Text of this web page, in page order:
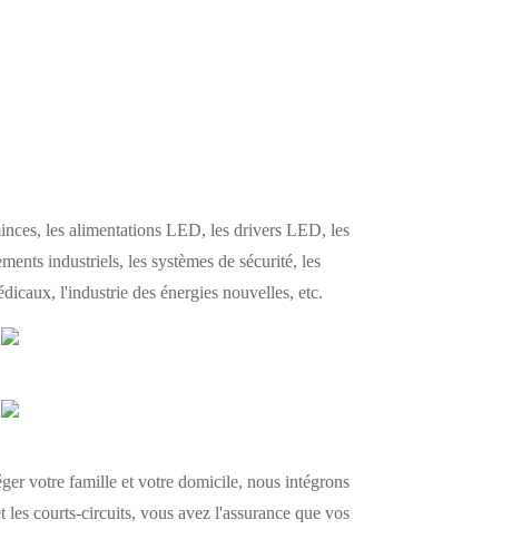
les alimentations LED, les drivers LED, les
industriels, les systèmes de sécurité, les
l'industrie des énergies nouvelles, etc.
votre famille et votre domicile, nous intégrons
les courts-circuits, vous avez l'assurance que vos